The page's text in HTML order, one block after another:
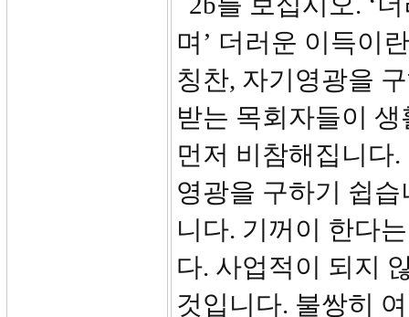
며’ 더러운 이득이
칭찬, 자기영광을
받는 목회자들이
먼저 비참해집니다
영광을 구하기 쉽
니다. 기꺼이 한다
다. 사업적이 되지
것입니다. 불쌍히